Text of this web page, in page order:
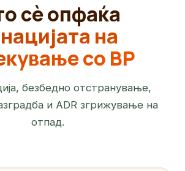
сè опфаќа
на
со BP
безбедно отстранување,
и ADR згрижување на
отпад.